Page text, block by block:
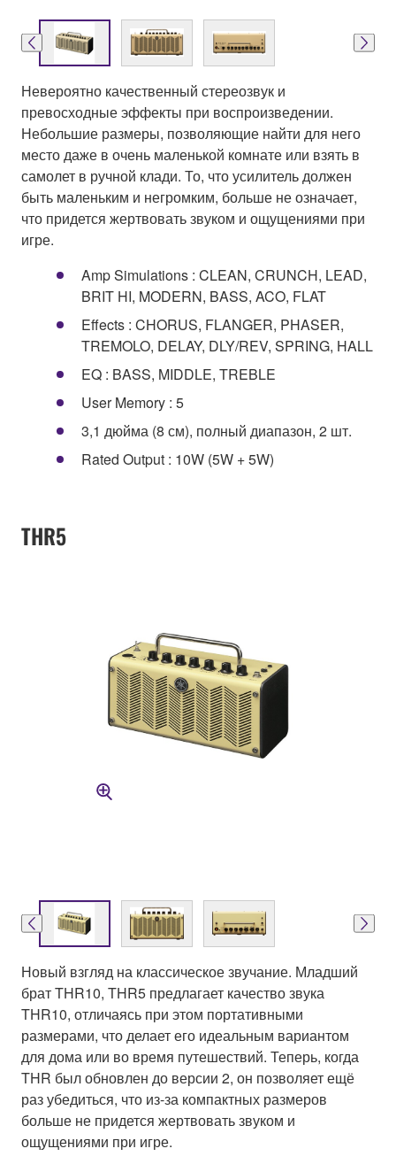
Невероятно качественный стереозвук и
превосходные эффекты при воспроизведении.
Небольшие размеры, позволяющие найти для него
место даже в очень маленькой комнате или взять в
самолет в ручной клади. То, что усилитель должен
быть маленьким и негромким, больше не означает,
что придется жертвовать звуком и ощущениями при
игре.
Amp Simulations : CLEAN, CRUNCH, LEAD,
BRIT HI, MODERN, BASS, ACO, FLAT
Effects : CHORUS, FLANGER, PHASER,
TREMOLO, DELAY, DLY/REV, SPRING, HALL
EQ : BASS, MIDDLE, TREBLE
User Memory : 5
3,1 дюйма (8 см), полный диапазон, 2 шт.
Rated Output : 10W (5W + 5W)
THR5
Новый взгляд на классическое звучание. Младший
брат THR10, THR5 предлагает качество звука
THR10, отличаясь при этом портативными
размерами, что делает его идеальным вариантом
для дома или во время путешествий. Теперь, когда
THR был обновлен до версии 2, он позволяет ещё
раз убедиться, что из-за компактных размеров
больше не придется жертвовать звуком и
ощущениями при игре.